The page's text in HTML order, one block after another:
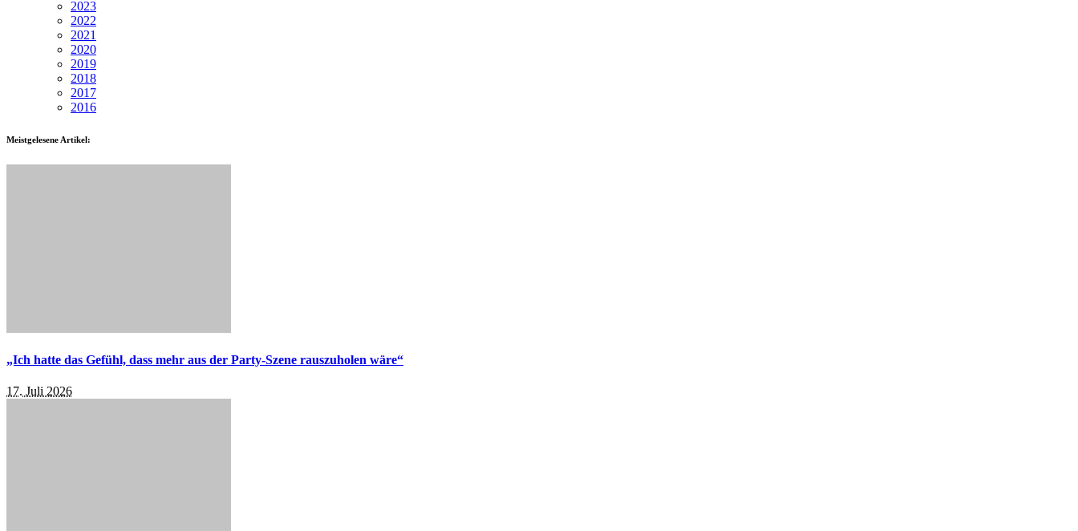
2023
2022
2021
2020
2019
2018
2017
2016
Meistgelesene Artikel:
„Ich hatte das Gefühl, dass mehr aus der Party-Szene rauszuholen wäre“
17. Juli 2026